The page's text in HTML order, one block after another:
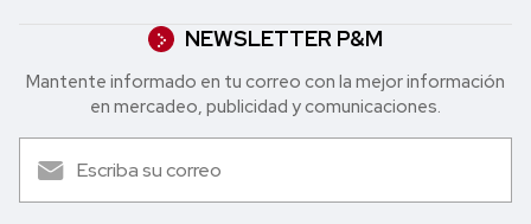
NEWSLETTER P&M
Mantente informado en tu correo con la mejor in formación
en mercadeo, publicidad y comunicaciones.